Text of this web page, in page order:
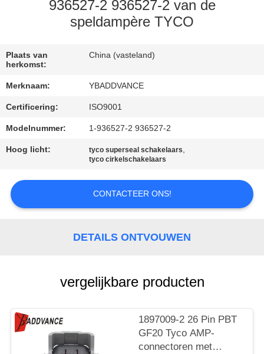
VERZOEK
OM
CITAAT
SITEMAP
PRIVACYBELEID
936527-2 936527-2 van de
speldampère TYCO
Plaats van
herkomst:
China (vasteland)
Merknaam: YBADDVANCE
Certificering: ISO9001
Modelnummer: 1-936527-2 936527-2
Hoog licht: tyco superseal schakelaars,
tyco cirkelschakelaars
CONTACTEER ONS!
DETAILS ONTVOUWEN
vergelijkbare producten
1897009-2 26 Pin PBT
GF20 Tyco AMP-
connectoren met